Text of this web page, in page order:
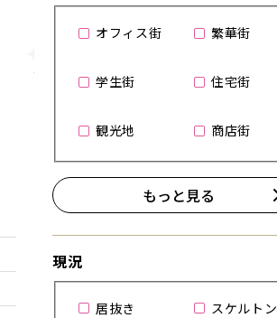
詳細を見る
オフィス街 繁華街
学生街 住宅街
観光地 商店街
もっと見る
現況
居抜き スケルトン